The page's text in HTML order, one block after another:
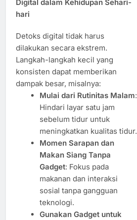
Digital dalam Kehidupan Sehari-
hari
Detoks digital tidak harus
dilakukan secara ekstrem.
Langkah-langkah kecil yang
konsisten dapat memberikan
dampak besar, misalnya:
Mulai dari Rutinitas Malam:
Hindari layar satu jam
sebelum tidur untuk
meningkatkan kualitas tidur.
Momen Sarapan dan
Makan Siang Tanpa
Gadget: Fokus pada
makanan dan interaksi
sosial tanpa gangguan
teknologi.
Gunakan Gadget untuk